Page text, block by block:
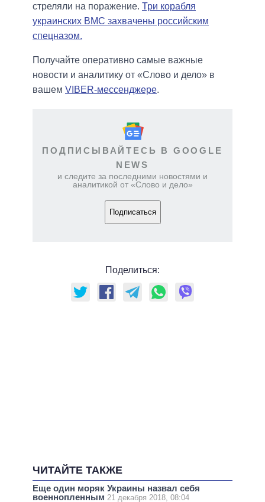
стреляли на поражение. Три корабля
украинских ВМС захвачены российским
спецназом.
Получайте оперативно самые важные
новости и аналитику от «Слово и дело» в
вашем VIBER-мессенджере.
ПОДПИСЫВАЙТЕСЬ В GOOGLE
NEWS
и следите за последними новостями и
аналитикой от «Слово и дело»
Подписаться
Поделиться:
ЧИТАЙТЕ ТАКЖЕ
Еще один моряк Украины назвал себя
военнопленным 21 декабря 2018, 08:04